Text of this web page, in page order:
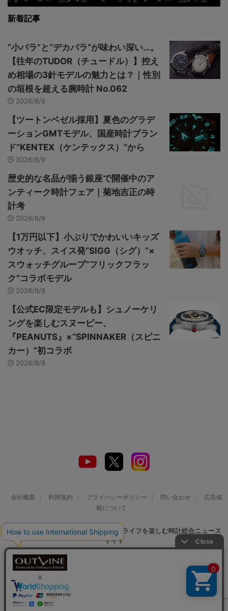
新着記事
“小バラ”と“デカバラ”が味わい深い…。
【往年のTUDOR（チュードル）】控え
め相場の3針モデルの魅力とは？｜性別
の垣根を超える腕時計 No.062
2026/8/9
【ツートンベゼル採用】夏色のグラデ
ーションGMTモデル、国産時計ブラン
ド“KENTEX（ケンテックス）”から
2026/8/9
歴史的な名品が揃う銀座で開催中のア
ンティーク時計フェア｜菊地吉正の時
計考
2026/8/9
【1万円以下】小ぶりでかわいいキッズ
ウオッチ、スイス発“SIGG（シグ）”×
スウォッチグループ“フリックフラッ
ク”コラボモデル
2026/8/8
【公式EC限定モデルも】シュノーケリ
ングを楽しむスヌーピー、
『PEANUTS』×“SPINNAKER（スピニ
カー）”初コラボ
2026/8/8
会社概要 利用規約 プライバシーポリシー 問い合わせ
広告掲
載について
© 2026 Watch LIFE NEWS｜ウオッチライフを楽しむ時計総合ニュース
サイト